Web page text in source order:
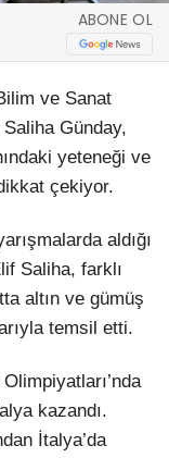
ABONE OL
ve Sanat
Günday,
yeteneği ve
çekiyor.
aldığı
Saliha, farklı
altın ve gümüş
temsil etti.
kazandı.
İtalya’da